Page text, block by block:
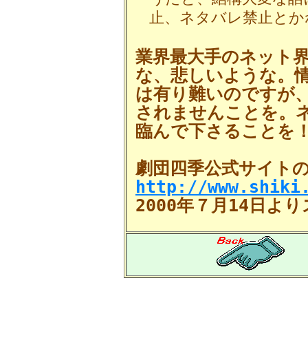
止、ネタバレ禁止とか
業界最大手のネット
な、悲しいような。
は有り難いのですが
されませんことを。
臨んで下さることを
劇団四季公式サイト
http://
2000年７月14日よ